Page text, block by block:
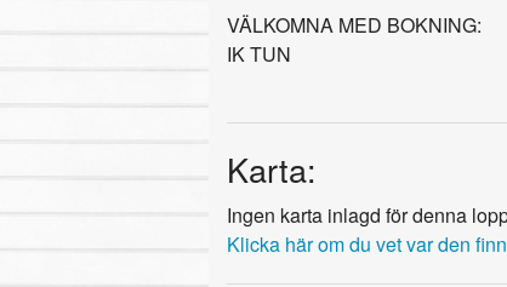
VÄLKOMNA MED BOKNING:
IK TUN
Karta:
Ingen karta inlagd för denna
Klicka här om du vet var den